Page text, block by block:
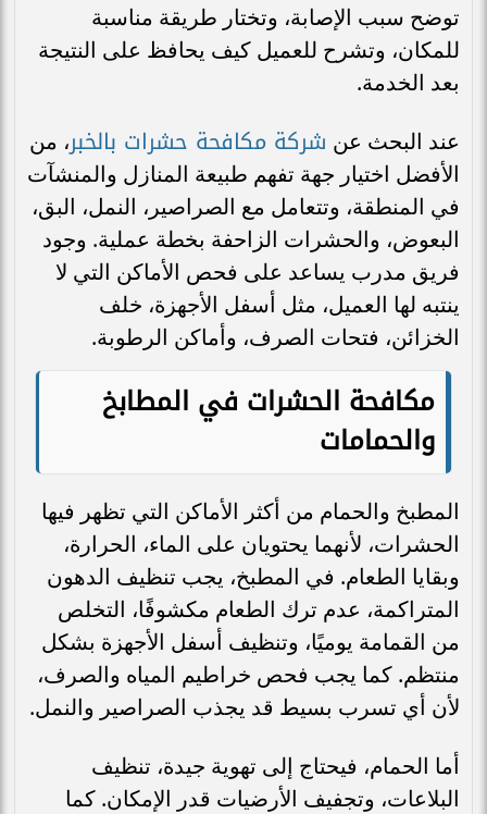
توضح سبب الإصابة، وتختار طريقة مناسبة
للمكان، وتشرح للعميل كيف يحافظ على النتيجة
بعد الخدمة.
عند البحث عن شركة مكافحة حشرات بالخبر، من
الأفضل اختيار جهة تفهم طبيعة المنازل والمنشآت
في المنطقة، وتتعامل مع الصراصير، النمل، البق،
البعوض، والحشرات الزاحفة بخطة عملية. وجود
فريق مدرب يساعد على فحص الأماكن التي لا
ينتبه لها العميل، مثل أسفل الأجهزة، خلف
الخزائن، فتحات الصرف، وأماكن الرطوبة.
مكافحة الحشرات في المطابخ
والحمامات
المطبخ والحمام من أكثر الأماكن التي تظهر فيها
الحشرات، لأنهما يحتويان على الماء، الحرارة،
وبقايا الطعام. في المطبخ، يجب تنظيف الدهون
المتراكمة، عدم ترك الطعام مكشوفًا، التخلص
من القمامة يوميًا، وتنظيف أسفل الأجهزة بشكل
منتظم. كما يجب فحص خراطيم المياه والصرف،
لأن أي تسرب بسيط قد يجذب الصراصير والنمل.
أما الحمام، فيحتاج إلى تهوية جيدة، تنظيف
البلاعات، وتجفيف الأرضيات قدر الإمكان. كما